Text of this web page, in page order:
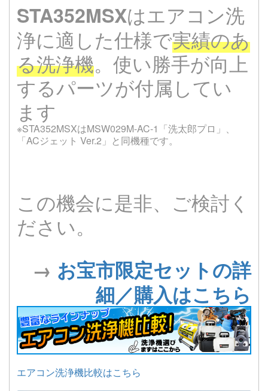
STA352MSXはエアコン洗
浄に適した仕様で実績のあ
る洗浄機。使い勝手が向上
するパーツが付属してい
ます
※STA352MSXはMSW029M-AC-1「洗太郎プロ」、
「ACジェット Ver.2」と同機種です。
この機会に是非、ご検討く
ださい。
→ お宝市限定セットの詳
細／購入はこちら
エアコン洗浄機比較はこちら